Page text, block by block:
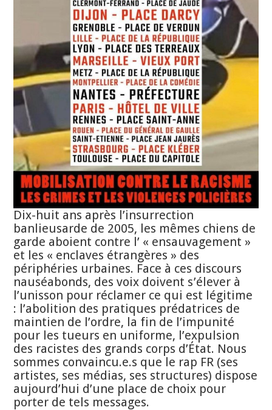
Dix-huit ans après l’insurrection
banlieusarde de 2005, les mêmes chiens de
garde aboient contre l’ « ensauvagement »
et les « enclaves étrangères » des
périphéries urbaines. Face à ces discours
nauséabonds, des voix doivent s’élever à
l’unisson pour réclamer ce qui est légitime
: l’abolition des pratiques prédatrices de
maintien de l’ordre, la fin de l’impunité
pour les tueurs en uniforme, l’expulsion
des racistes des grands corps d’État. Nous
sommes convaincu.e.s que le rap FR (ses
artistes, ses médias, ses structures) dispose
aujourd’hui d’une place de choix pour
porter de tels messages.